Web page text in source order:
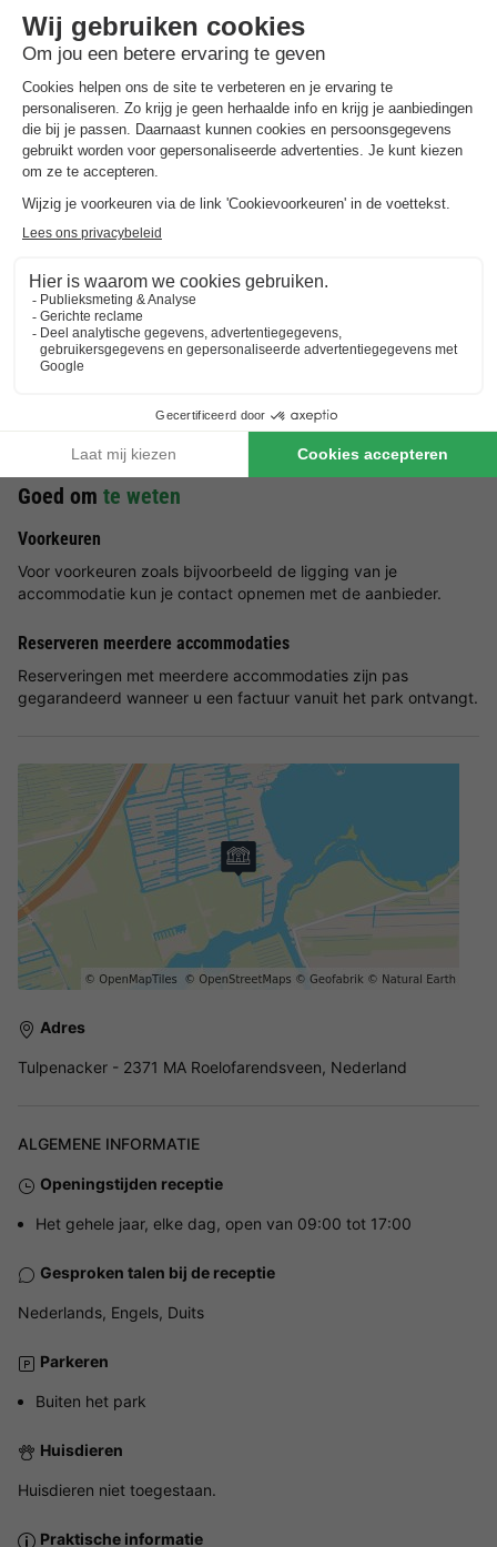
worden.
Horeca - De Tulpenacker
In de buurt van het park zijn er tal van eetgelegenheden, van
gezellige eetcafés tot uitgebreide culinaire dinermogelijkheden.
Er is voor ieder wat wils. Sommige restaurants bevinden zich
op loopafstand, anderen zijn bereikbaar per fiets, per auto of
per boot.
Omgeving - De Tulpenacker
Het park bevindt zich in het midden van de Randstand,
waardoor vele leuke steden zich in de omgeving bevinden. Zo
Amsterdam, Haarlem, Delft, Den Haag, Utrecht, Gouda en
Goed om te weten
Voorkeuren
Voor voorkeuren zoals bijvoorbeeld de ligging van je
accommodatie kun je contact opnemen met de aanbieder.
Reserveren meerdere accommodaties
Reserveringen met meerdere accommodaties zijn pas
gegarandeerd wanneer u een factuur vanuit het park ontvangt.
Adres
Tulpenacker - 2371 MA Roelofarendsveen, Nederland
ALGEMENE INFORMATIE
Openingstijden receptie
Het gehele jaar, elke dag, open van 09:00 tot 17:00
Gesproken talen bij de receptie
Nederlands, Engels, Duits
Parkeren
Buiten het park
Huisdieren
Huisdieren niet toegestaan.
Praktische informatie